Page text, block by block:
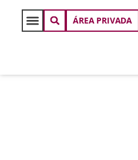
ÁREA PRIVADA